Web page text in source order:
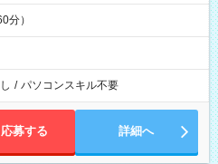
分）
/ パソコンスキル不要
応募する 詳細へ